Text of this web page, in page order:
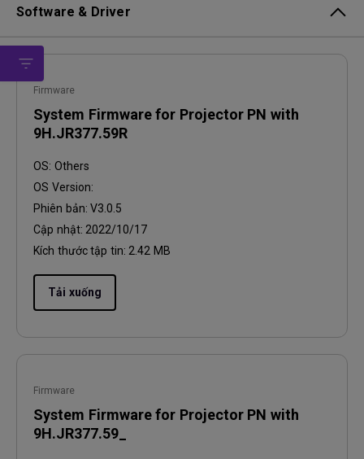
Software & Driver
Firmware
System Firmware for Projector PN with
9H.JR377.59R
OS: Others
OS Version:
Phiên bản: V3.0.5
Cập nhật: 2022/10/17
Kích thước tập tin: 2.42 MB
Tải xuống
Firmware
System Firmware for Projector PN with
9H.JR377.59_